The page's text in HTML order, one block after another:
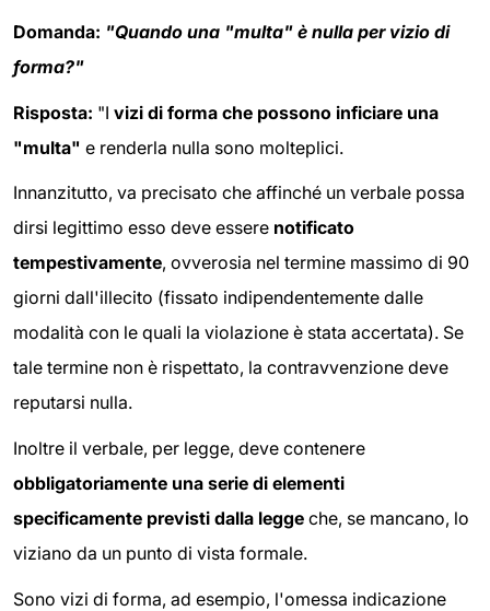
Domanda: "Quando una "multa" è nulla per vizio di
forma?"
Risposta: "I vizi di forma che possono inficiare una
"multa" e renderla nulla sono molteplici.
Innanzitutto, va precisato che affinché un verbale possa
dirsi legittimo esso deve essere notificato
tempestivamente, ovverosia nel termine massimo di 90
giorni dall'illecito (fissato indipendentemente dalle
modalità con le quali la violazione è stata accertata). Se
tale termine non è rispettato, la contravvenzione deve
reputarsi nulla.
Inoltre il verbale, per legge, deve contenere
obbligatoriamente una serie di elementi
specificamente previsti dalla legge che, se mancano, lo
viziano da un punto di vista formale.
Sono vizi di forma, ad esempio, l'omessa indicazione